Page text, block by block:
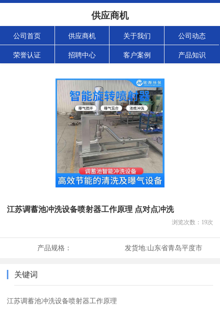
供应商机
公司首页 供应商机 关于我们 公司动态
荣誉认证 招聘中心 客户案例 产品知识
江苏调蓄池冲洗设备喷射器工作原理 点对点冲洗
浏览次数： 19次
产品规格： 发货地:山东省青岛平度市
关键词
江苏调蓄池冲洗设备喷射器工作原理